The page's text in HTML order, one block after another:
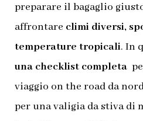
preparare il bagaglio
affrontare climi diversi,
temperature tropicali. In
una checklist completa
viaggio on the road da
per una valigia da stiva di